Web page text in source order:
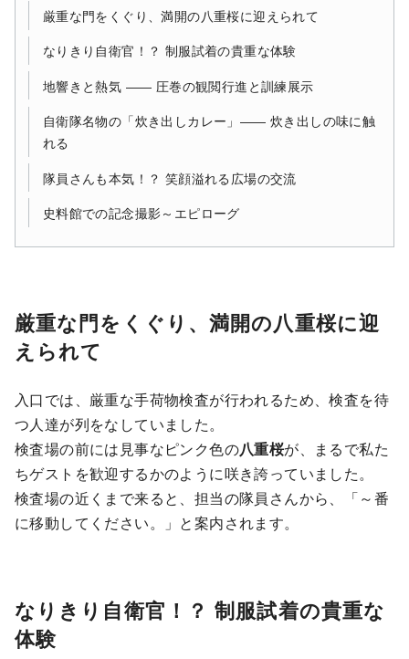
厳重な門をくぐり、満開の八重桜に迎えられて
なりきり自衛官！？ 制服試着の貴重な体験
地響きと熱気 ―― 圧巻の観閲行進と訓練展示
自衛隊名物の「炊き出しカレー」―― 炊き出しの味に触
れる
隊員さんも本気！？ 笑顔溢れる広場の交流
史料館での記念撮影～エピローグ
厳重な門をくぐり、満開の八重桜に迎
えられて
入口では、厳重な手荷物検査が行われるため、検査を待
つ人達が列をなしていました。
検査場の前には見事なピンク色の八重桜が、まるで私た
ちゲストを歓迎するかのように咲き誇っていました。
検査場の近くまで来ると、担当の隊員さんから、「～番
に移動してください。」と案内されます。
なりきり自衛官！？ 制服試着の貴重な
体験